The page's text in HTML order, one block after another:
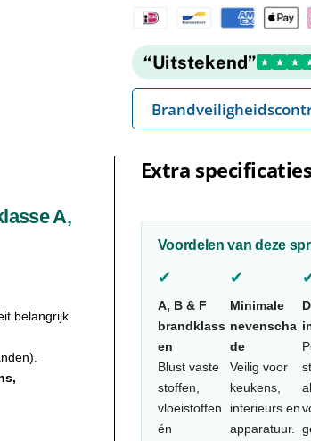
“Uitstekend”
A,
belangrijk
Extra specificaties
Voordelen van deze
✔
A, B & F
brandklass
en
Blust vaste
stoffen,
vloeistoffen
én
✔
Minimale
nevenscha
de
Veilig voor
keukens,
interieurs en
apparatuur.